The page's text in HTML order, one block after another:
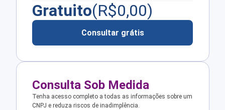
Gratuito(R$0,00)
Consultar grátis
Consulta Sob Medida
Tenha acesso completo a todas as informações sobre um
CNPJ e reduza riscos de inadimplência.